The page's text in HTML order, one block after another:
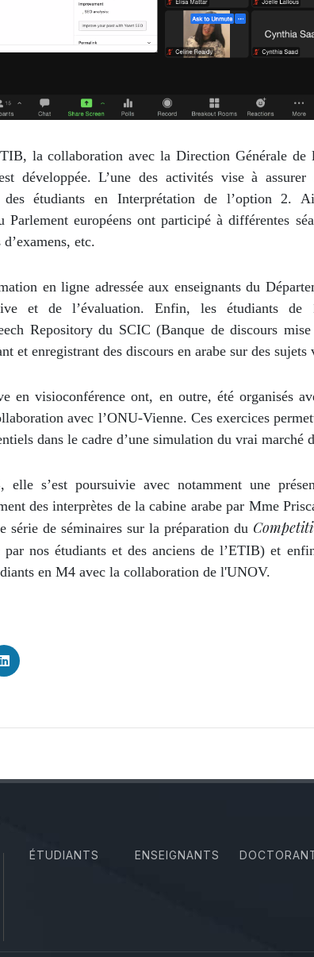
la collaboration avec la Direction Générale de
développée. L’une des activités vise à
étudiants en Interprétation de l’option 2.
européens ont participé à différentes
etc.
en ligne adressée aux enseignants du
et de l’évaluation. Enfin, les étudiants de
Repository du SCIC (Banque de discours
et enregistrant des discours en arabe sur des sujets
en visioconférence ont, en outre, été organisés
avec l’ONU-Vienne. Ces exercices
dans le cadre d’une simulation du vrai marché
s’est poursuivie avec notamment une
des interprètes de la cabine arabe par Mme
de séminaires sur la préparation du
nos étudiants et des anciens de l’ETIB) et
en M4 avec la collaboration de l'UNOV.
ÉTUDIANTS ENSEIGNANTS